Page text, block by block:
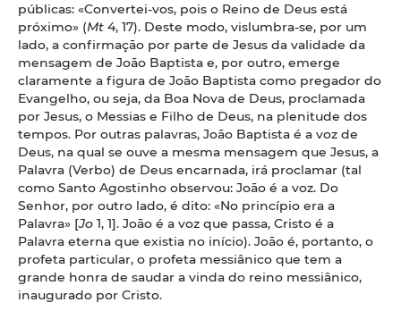
públicas: «Convertei-vos, pois o Reino de Deus está
próximo» (Mt 4, 17). Deste modo, vislumbra-se, por um
lado, a confirmação por parte de Jesus da validade da
mensagem de João Baptista e, por outro, emerge
claramente a figura de João Baptista como pregador do
Evangelho, ou seja, da Boa Nova de Deus, proclamada
por Jesus, o Messias e Filho de Deus, na plenitude dos
tempos. Por outras palavras, João Baptista é a voz de
Deus, na qual se ouve a mesma mensagem que Jesus, a
Palavra (Verbo) de Deus encarnada, irá proclamar (tal
como Santo Agostinho observou: João é a voz. Do
Senhor, por outro lado, é dito: «No princípio era a
Palavra» [Jo 1, 1]. João é a voz que passa, Cristo é a
Palavra eterna que existia no início). João é, portanto, o
profeta particular, o profeta messiânico que tem a
grande honra de saudar a vinda do reino messiânico,
inaugurado por Cristo.